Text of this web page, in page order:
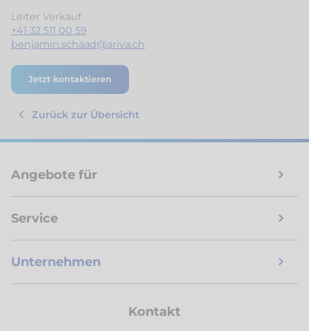
Leiter Verkauf
+41 32 511 00 59
benjamin.schaad@ariva.ch
Jetzt kontaktieren
Zurück zur Übersicht
Angebote für
Service
Unternehmen
Kontakt